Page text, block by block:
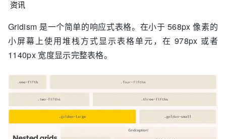
资讯
Gridism 是一个简单的响应式表格。在小于 568px 像素的
小屏幕上使用堆栈方式显示表格单元，在 978px 或者
1140px 宽度显示完整表格。